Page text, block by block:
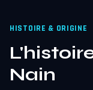
HISTOIRE & ORIGINE
Nain